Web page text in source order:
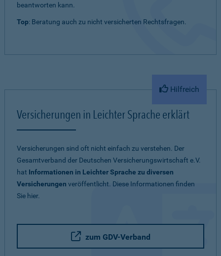
beantworten kann.
Top: Beratung auch zu nicht versicherten Rechtsfragen.
Hilfreich
Versicherungen in Leichter Sprache erklärt
Versicherungen sind oft nicht einfach zu verstehen. Der
Gesamtverband der Deutschen Versicherungswirtschaft e.V.
hat Informationen in Leichter Sprache zu diversen
Versicherungen veröffentlicht. Diese Informationen finden
Sie hier.
zum GDV-Verband